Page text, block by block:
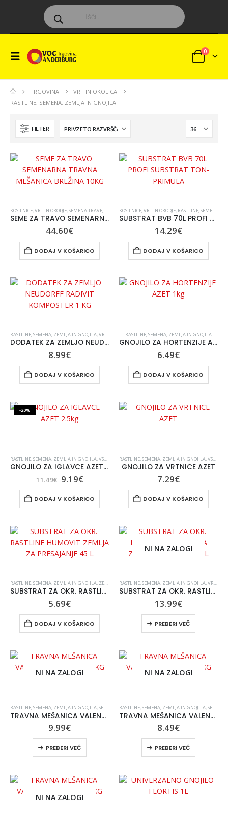
0
TRGOVINA
VRT IN OKOLICA
RASTLINE, SEMENA, ZEMLJA IN GNOJILA
FILTER
KOSILNICE, VRT IN ORODJE,SEMENA TRAVE, VRT IN OKOLICA
SEME ZA TRAVO SEMENARNA TRAVNA MEŠANICA BREŽINA 10KG
44.60€
DODAJ V KOŠARICO
KOSILNICE, VRT IN ORODJE, RASTLINE, SEMENA, ZEMLJA IN GNOJILA
SUBSTRAT BVB 70L PROFI SUBSTRAT TON-PRIMULA
14.29€
DODAJ V KOŠARICO
RASTLINE, SEMENA, ZEMLJA IN GNOJILA,VRT IN OKOLICA ,VSE ZA VRT IN UREJANJE OKOLICE
DODATEK ZA ZEMLJO NEUDORFF RADIVIT KOMPOSTER 1 KG
8.99€
DODAJ V KOŠARICO
RASTLINE, SEMENA, ZEMLJA IN GNOJILA
GNOJILO ZA HORTENZIJE AZET 1kg
6.49€
DODAJ V KOŠARICO
-20%
RASTLINE, SEMENA, ZEMLJA IN GNOJILA,VSE ZA VRT IN UREJANJE OKOLICE
GNOJILO ZA IGLAVCE AZET 2.5kg
11.49€ 9.19€
DODAJ V KOŠARICO
RASTLINE, SEMENA, ZEMLJA IN GNOJILA,VSE ZA VRT IN UREJANJE OKOLICE
GNOJILO ZA VRTNICE AZET
7.29€
DODAJ V KOŠARICO
RASTLINE, SEMENA, ZEMLJA IN GNOJILA, ZEMLJA
SUBSTRAT ZA OKR. RASTLINE HUMOVIT ZEMLJA ZA PRESAJANJE 45 L
5.69€
DODAJ V KOŠARICO
NI NA ZALOGI
RASTLINE, SEMENA, ZEMLJA IN GNOJILA,VRT IN OKOLICA
SUBSTRAT ZA OKR. RASTLINE PLANTELLA ZEMLJA BALKONIA 70 L
13.99€
PREBERI VEČ
NI NA ZALOGI
RASTLINE, SEMENA, ZEMLJA IN GNOJILA SEMENA TRAVE ,VRT IN OKOLICA
TRAVNA MEŠANICA VALENTIN CLASSIC 1.2 KG
9.99€
PREBERI VEČ
NI NA ZALOGI
RASTLINE, SEMENA, ZEMLJA IN GNOJILA SEMENA TRAVE
TRAVNA MEŠANICA VALENTIN SPORT 1.2 KG
8.49€
PREBERI VEČ
NI NA ZALOGI